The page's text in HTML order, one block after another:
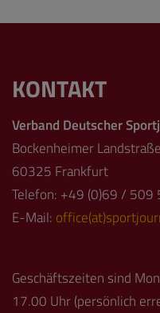
KONTAKT
Verband Deutscher
Bockenheimer
60325 Frankfurt
Telefon: +49 (0)69 / 509
E-Mail:
Geschäftszeiten sind
17.00 Uhr (persönlich